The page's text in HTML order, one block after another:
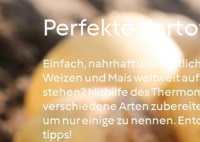
Perfekte
Einfach, nahrhaft und
Weizen und Mais weltweit
stehen? Mithilfe des
verschiedene Arten
um nur einige zu nennen.
tipps!